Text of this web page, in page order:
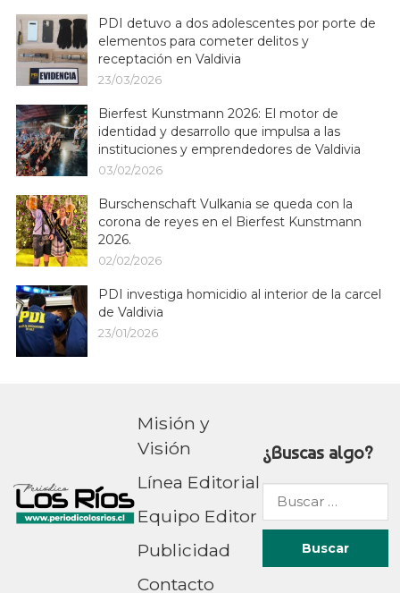
PDI detuvo a dos adolescentes por porte de
elementos para cometer delitos y
receptación en Valdivia
23/03/2026
Bierfest Kunstmann 2026: El motor de
identidad y desarrollo que impulsa a las
instituciones y emprendedores de Valdivia
03/02/2026
Burschenschaft Vulkania se queda con la
corona de reyes en el Bierfest Kunstmann
2026.
02/02/2026
PDI investiga homicidio al interior de la carcel
de Valdivia
23/01/2026
Misión y
Visión
Línea Editorial
Equipo Editor
Publicidad
Contacto
¿Buscas algo?
Buscar
por: